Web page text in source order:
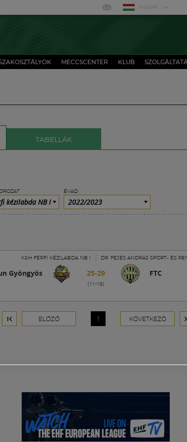
MAGYAR
MECCSCENTER KLUB
TABELLÁK
kézilabda NB I
ÉVAD
2022/2023
K&H FÉRFI KÉZILABDA NB I DR. FEJES ANDRÁS SPORT- ÉS
Gyöngyös 25-29
(11-10)
FTC
ELŐZŐ 1 KÖVETKEZŐ